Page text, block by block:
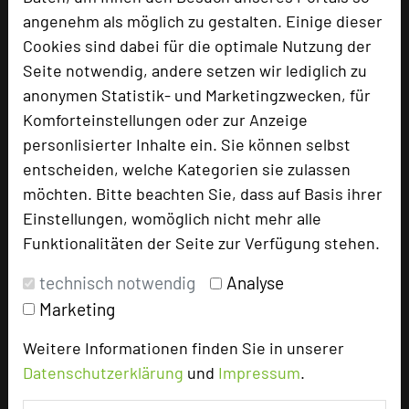
angenehm als möglich zu gestalten. Einige dieser
Cookies sind dabei für die optimale Nutzung der
Seite notwendig, andere setzen wir lediglich zu
anonymen Statistik- und Marketingzwecken, für
Komforteinstellungen oder zur Anzeige
personlisierter Inhalte ein. Sie können selbst
entscheiden, welche Kategorien sie zulassen
möchten. Bitte beachten Sie, dass auf Basis ihrer
Einstellungen, womöglich nicht mehr alle
Funktionalitäten der Seite zur Verfügung stehen.
technisch notwendig
Analyse
Marketing
Weitere Informationen finden Sie in unserer
Datenschutzerklärung und Impressum.
…und von der Nase bis zum Schwanz
Geschäftsführer Poth und Küchenchef Wallner
liegt es am Herzen, in allen Bereichen des
Hotels und des F&B-Bereichs besonders
ressourcenschonend und damit nachhaltig zu
wirtschaften. Technisch schaffen dafür das
hoteleigene Blockheizkraftwerk, die 285
Kilowatt Photovoltaik-Anlage oder moderne
Luftfilteranlagen in der Küche die
entsprechenden Voraussetzungen. Ein
Lebensmitteln. Das Best Western Plus Kurhotel
an der Obermaintherme ist Mitglied im Verband
einsetzt. Fabian Wallner möchte aktiv gegen